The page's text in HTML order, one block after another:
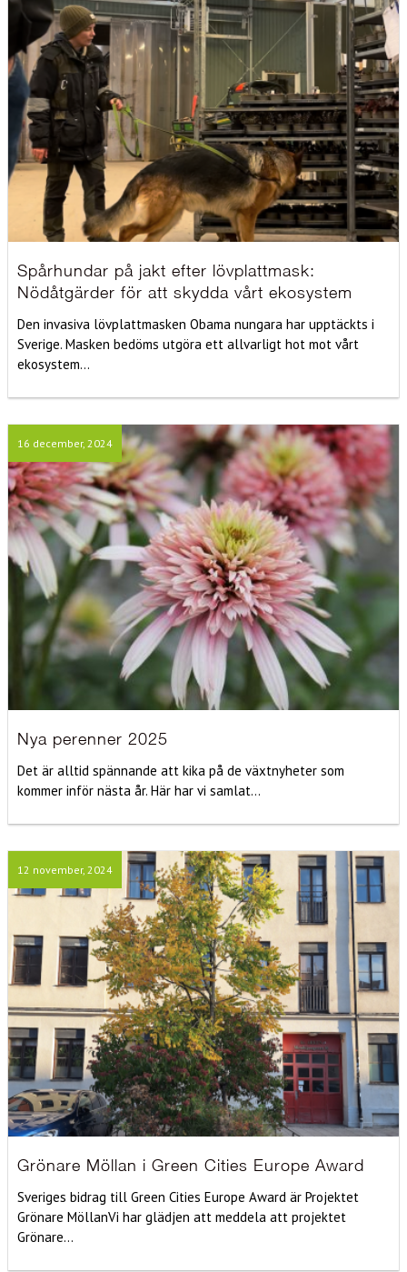
Spårhundar på jakt efter lövplattmask:
Nödåtgärder för att skydda vårt ekosystem
Den invasiva lövplattmasken Obama nungara har upptäckts i
Sverige. Masken bedöms utgöra ett allvarligt hot mot vårt
ekosystem...
16 december, 2024
Nya perenner 2025
Det är alltid spännande att kika på de växtnyheter som
kommer inför nästa år. Här har vi samlat...
12 november, 2024
Grönare Möllan i Green Cities Europe Award
Sveriges bidrag till Green Cities Europe Award är Projektet
Grönare MöllanVi har glädjen att meddela att projektet
Grönare...